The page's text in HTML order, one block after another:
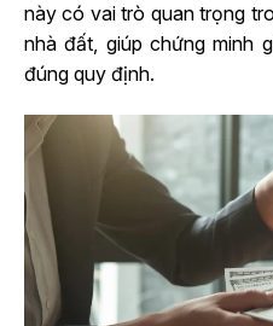
này có vai trò quan trọng
nhà đất, giúp chứng minh
đúng quy định.